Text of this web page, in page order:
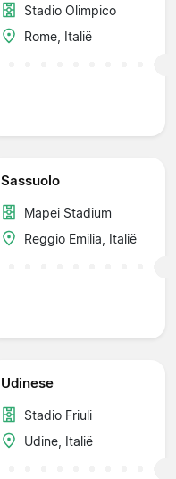
Stadio Olimpico
Rome, Italië
Sassuolo
Mapei Stadium
Reggio Emilia, Italië
Udinese
Stadio Friuli
Udine, Italië